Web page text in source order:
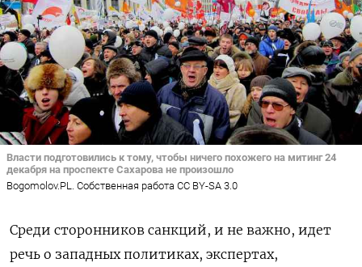
Власти подготовились к тому, чтобы ничего похожего на митинг 24
декабря на проспекте Сахарова не произошло
Bogomolov.PL. Собственная работа CC BY-SA 3.0
Среди сторонников санкций, и не важно, идет
речь о западных политиках, экспертах,